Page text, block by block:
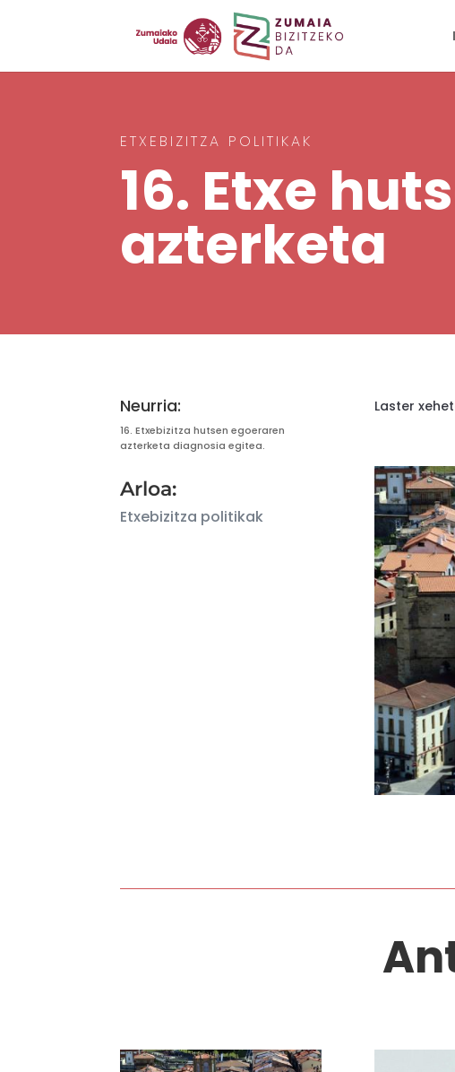
ETXEBIZITZA POLITIKAK
16. Etxe
azterketa
Neurria:
16. Etxebizitza hutsen egoeraren
azterketa diagnosia egitea.
Arloa:
Etxebizitza politikak
Laster